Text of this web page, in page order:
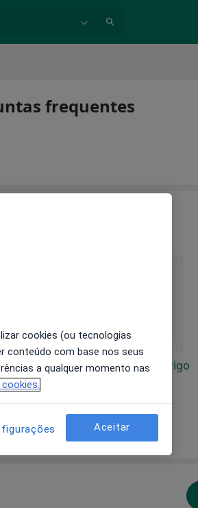
frequentes
Osório Ana Guerra Rodrigo
cookies (ou tecnologias
conteúdo com base nos seus
a qualquer momento nas
Aceitar